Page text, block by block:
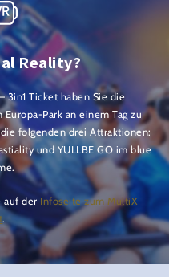
Reality?
3in1 Ticket haben Sie die
Park an einem Tag zu
folgenden drei Attraktionen:
und YULLBE GO im blue
auf der Infoseite zum MultiX
.